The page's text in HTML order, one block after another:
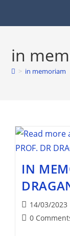
in
> in memoriam
IN
14/03/2023
0